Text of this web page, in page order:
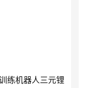
练机器人三元锂